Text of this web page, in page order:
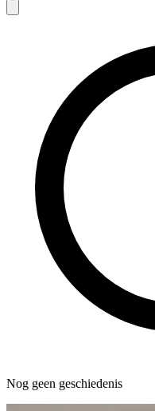
Nog geen geschiedenis